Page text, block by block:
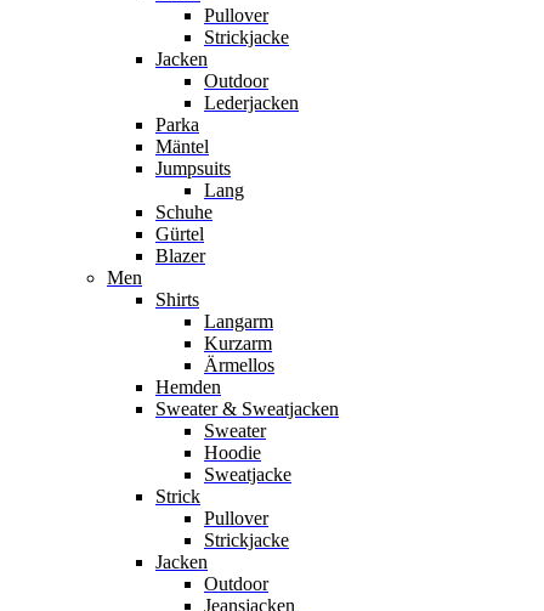
Pullover
Strickjacke
Jacken
Outdoor
Lederjacken
Parka
Mäntel
Jumpsuits
Lang
Schuhe
Gürtel
Blazer
Men
Shirts
Langarm
Kurzarm
Ärmellos
Hemden
Sweater & Sweatjacken
Sweater
Hoodie
Sweatjacke
Strick
Pullover
Strickjacke
Jacken
Outdoor
Jeansjacken